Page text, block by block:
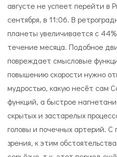
августе не успеет перейти в
сентября, в 11:06. В
планеты увеличивается с
течение месяца. Подобное
повреждает смысловые
повышению скорости нужно
мудростью, какую несёт сам
функций, а быстрое
скрытых и застарелых
головы и почечных артерий. С
зрения, к этим